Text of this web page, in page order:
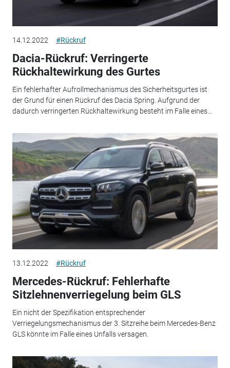
14.12.2022 #Rückruf
Dacia-Rückruf: Verringerte
Rückhaltewirkung des Gurtes
Ein fehlerhafter Aufrollmechanismus des Sicherheitsgurtes ist
der Grund für einen Rückruf des Dacia Spring. Aufgrund der
dadurch verringerten Rückhaltewirkung besteht im Falle eines...
13.12.2022 #Rückruf
Mercedes-Rückruf: Fehlerhafte
Sitzlehnenverriegelung beim GLS
Ein nicht der Spezifikation entsprechender
Verriegelungsmechanismus der 3. Sitzreihe beim Mercedes-Benz
GLS könnte im Falle eines Unfalls versagen.